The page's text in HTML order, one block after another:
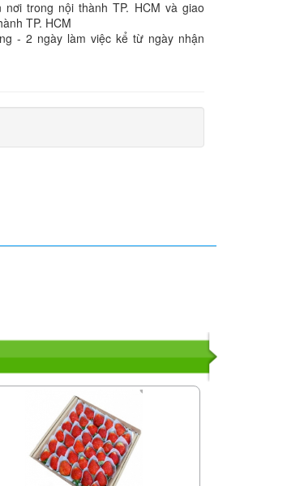
trong nội thành TP. HCM và giao
TP. HCM
- 2 ngày làm việc kể từ ngày nhận